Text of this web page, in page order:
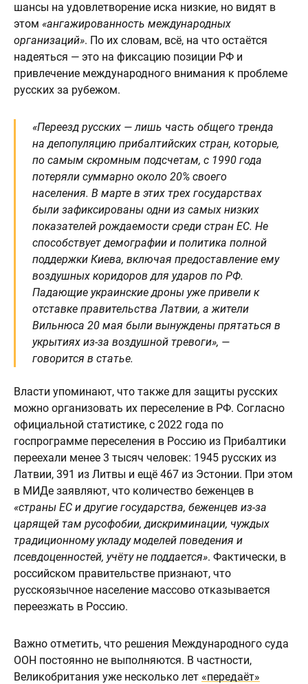
шансы на удовлетворение иска низкие, но видят в
этом «ангажированность международных
организаций». По их словам, всё, на что остаётся
надеяться — это на фиксацию позиции РФ и
привлечение международного внимания к проблеме
русских за рубежом.
«Переезд русских — лишь часть общего тренда
на депопуляцию прибалтийских стран, которые,
по самым скромным подсчетам, с 1990 года
потеряли суммарно около 20% своего
населения. В марте в этих трех государствах
были зафиксированы одни из самых низких
показателей рождаемости среди стран ЕС. Не
способствует демографии и политика полной
поддержки Киева, включая предоставление ему
воздушных коридоров для ударов по РФ.
Падающие украинские дроны уже привели к
отставке правительства Латвии, а жители
Вильнюса 20 мая были вынуждены прятаться в
укрытиях из-за воздушной тревоги», —
говорится в статье.
Власти упоминают, что также для защиты русских
можно организовать их переселение в РФ. Согласно
официальной статистике, с 2022 года по
госпрограмме переселения в Россию из Прибалтики
переехали менее 3 тысяч человек: 1945 русских из
Латвии, 391 из Литвы и ещё 467 из Эстонии. При этом
в МИДе заявляют, что количество беженцев в
«страны ЕС и другие государства, беженцев из-за
царящей там русофобии, дискриминации, чуждых
традиционному укладу моделей поведения и
псевдоценностей, учёту не поддается». Фактически, в
российском правительстве признают, что
русскоязычное население массово отказывается
переезжать в Россию.
Важно отметить, что решения Международного суда
ООН постоянно не выполняются. В частности,
Великобритания уже несколько лет «передаёт»